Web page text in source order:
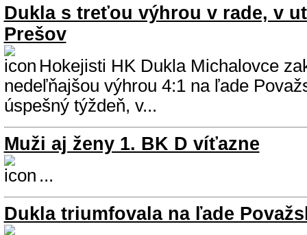
Dukla s treťou výhrou v rade, v
Prešov
Hokejisti HK Dukla Michalovce
nedeľňajšou výhrou 4:1 na ľade
úspešný týždeň, v...
Muži aj ženy 1. BK D víťazne
...
Dukla triumfovala na ľade